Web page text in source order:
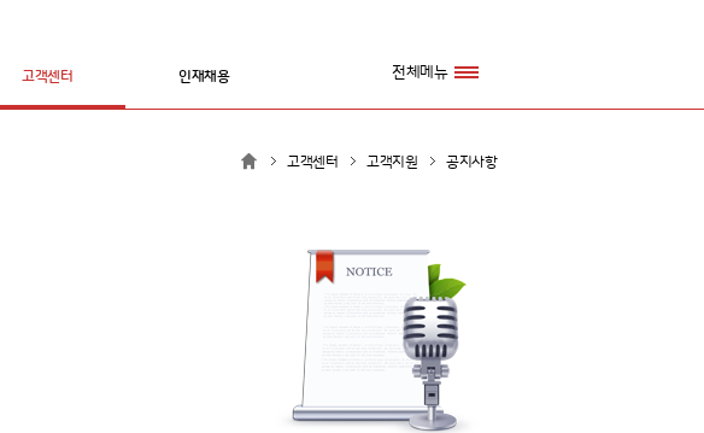
고객센터 인재채용 전체메뉴
고객센터 고객지원 공지사항